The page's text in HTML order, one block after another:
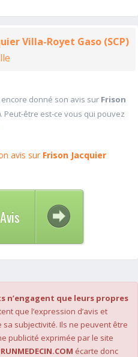
Villa-Royet Gaso (SCP)
donné son avis sur Frison
. Peut-être est-ce vous qui pouvez
avis sur Frison Jacquier
n’engagent que leurs propres
que l’expression d’avis et
sa subjectivité. Ils ne peuvent être
publicité exprimée par le site
écarte donc